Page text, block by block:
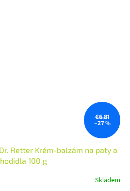
€6,81
–27 %
Retter Krém-balzám na paty a
100 g
Skladem